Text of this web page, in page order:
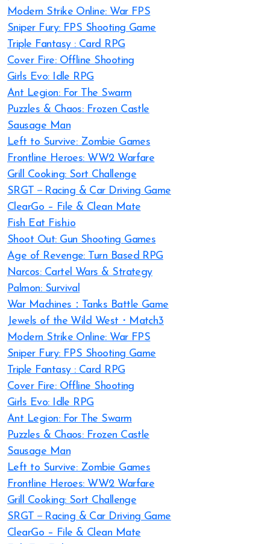
Modern Strike Online: War FPS
Sniper Fury: FPS Shooting Game
Triple Fantasy : Card RPG
Cover Fire: Offline Shooting
Girls Evo: Idle RPG
Ant Legion: For The Swarm
Puzzles & Chaos: Frozen Castle
Sausage Man
Left to Survive: Zombie Games
Frontline Heroes: WW2 Warfare
Grill Cooking: Sort Challenge
SRGT－Racing & Car Driving Game
ClearGo – File & Clean Mate
Fish Eat Fish.io
Shoot Out: Gun Shooting Games
Age of Revenge: Turn Based RPG
Narcos: Cartel Wars & Strategy
Palmon: Survival
War Machines：Tanks Battle Game
Jewels of the Wild West・Match3
Modern Strike Online: War FPS
Sniper Fury: FPS Shooting Game
Triple Fantasy : Card RPG
Cover Fire: Offline Shooting
Girls Evo: Idle RPG
Ant Legion: For The Swarm
Puzzles & Chaos: Frozen Castle
Sausage Man
Left to Survive: Zombie Games
Frontline Heroes: WW2 Warfare
Grill Cooking: Sort Challenge
SRGT－Racing & Car Driving Game
ClearGo – File & Clean Mate